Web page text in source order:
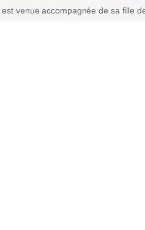
venue accompagnée de sa fille